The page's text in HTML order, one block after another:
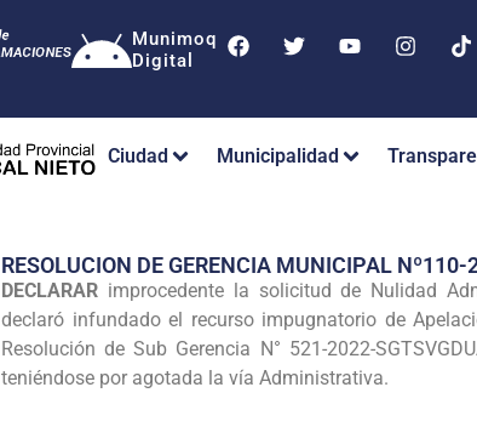
Munimoq
Digital
Ciudad Municipalidad
RESOLUCION DE GERENCIA MUNICIPAL
DECLARAR improcedente la solicitud de Nulidad
declaró infundado el recurso impugnatorio de
Resolución de Sub Gerencia N° 521-2022-
teniéndose por agotada la vía Administrativa.